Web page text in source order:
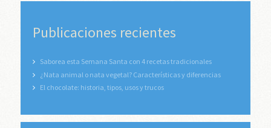
Publicaciones recientes
Saborea esta Semana Santa con 4 recetas tradicionales
¿Nata animal o nata vegetal? Características y diferencias
El chocolate: historia, tipos, usos y trucos